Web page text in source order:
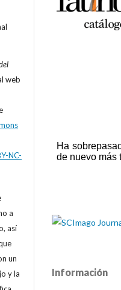
web
NC-
a
así
un
y la
Información